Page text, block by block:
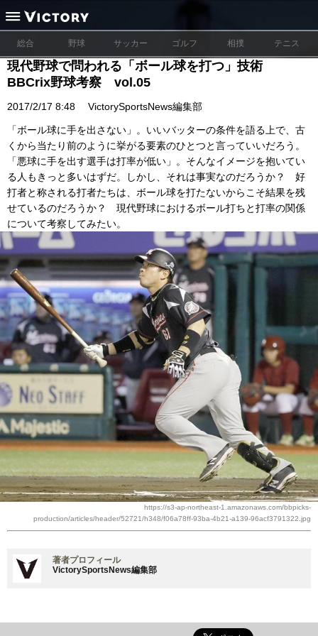
総合 野球 サッカー ゴルフ 相撲 テニス
現代野球で問われる「ボール球を打つ」技術
BBCrix野球考察 vol.05
2017/2/17 8:48 VictorySportsNews編集部
「ボール球に手を出さない」。いいバッターの条件を語る上で、古
くから当たり前のように挙がる要素のひとつと言っていいだろう。
「悪球に手を出す選手は打率が低い」。そんなイメージを抱いてい
る人もきっと多いはずだ。しかし、それは事実なのだろうか？ 好
打者と称される打者たちは、ボール球を打たないからこそ結果を残
せているのだろうか？ 現代野球におけるボール打ちと打率の関係
について考察してみたい。
https://s3-ap-northeast-1.amazonaws.com/bbpicks-
production/articles/header/52721/h348/f06a78ff-93ba-4b21-a139-96acf3791322.jpg
著者プロフィール
VictorySportsNews編集部